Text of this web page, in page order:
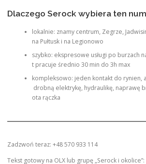
Dlaczego Serock wybiera ten
lokalnie: znamy centrum, Zegrze,
na Pułtusk i na Legionowo
szybko: ekspresowe usługi po burzach
t pracuje średnio 30 min do 3h max
kompleksowo: jeden kontakt do rynien,
drobną elektrykę, hydraulikę, naprawę
ota rączka
Zadzwoń teraz: +48 570 933 114
Tekst gotowy na OLX lub grupę „Serock i okolice”: